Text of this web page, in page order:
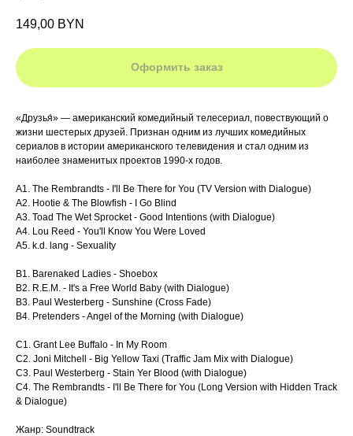
149,00 BYN
Оформить заказ
«Друзья́» — американский комедийный телесериал, повествующий о
жизни шестерых друзей. Признан одним из лучших комедийных
сериалов в истории американского телевидения и стал одним из
наиболее знаменитых проектов 1990-х годов.
A1. The Rembrandts - I'll Be There for You (TV Version with Dialogue)
A2. Hootie & The Blowfish - I Go Blind
A3. Toad The Wet Sprocket - Good Intentions (with Dialogue)
A4. Lou Reed - You'll Know You Were Loved
A5. k.d. lang - Sexuality
B1. Barenaked Ladies - Shoebox
B2. R.E.M. - It's a Free World Baby (with Dialogue)
B3. Paul Westerberg - Sunshine (Cross Fade)
B4. Pretenders - Angel of the Morning (with Dialogue)
C1. Grant Lee Buffalo - In My Room
C2. Joni Mitchell - Big Yellow Taxi (Traffic Jam Mix with Dialogue)
C3. Paul Westerberg - Stain Yer Blood (with Dialogue)
C4. The Rembrandts - I'll Be There for You (Long Version with Hidden Track
& Dialogue)
Жанр: Soundtrack